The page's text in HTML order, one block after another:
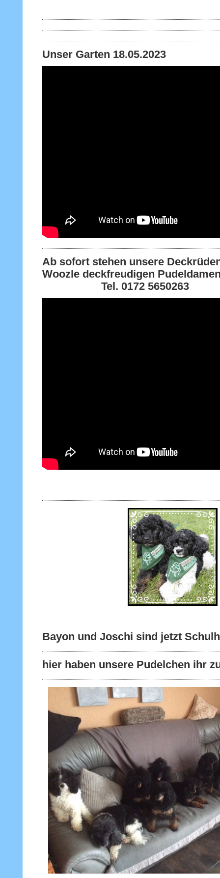
Unser Garten 18.05.2023
Ab sofort stehen unsere
Woozle deckfreudigen
Tel. 0172 5650263
Bayon und Joschi sind jetzt
hier haben unsere Pudelchen ihr